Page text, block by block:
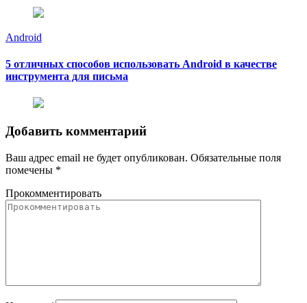
Android
5 отличных способов использовать Android в качестве
инструмента для письма
Добавить комментарий
Ваш адрес email не будет опубликован. Обязательные поля
помечены *
Прокомментировать